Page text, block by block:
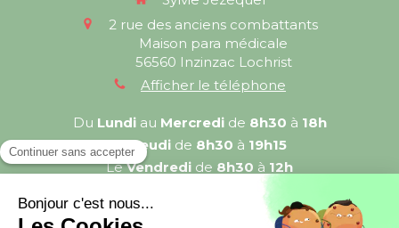
2 rue des anciens combattants
Maison para médicale
56560 Inzinzac Lochrist
Afficher le téléphone
Du Lundiau Mercredide 8h30 à 18h
LeJeudi de 8h30 à 19h15
LeVendredi de 8h30 à 12h
Prendre rendez-vous